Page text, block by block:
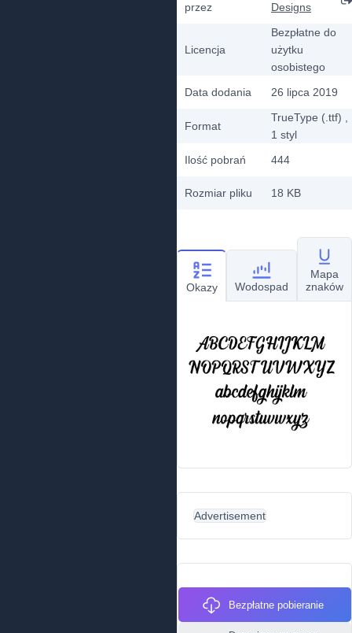
przez
Designs
Licencja
Bezpłatne do
użytku
osobistego
Data dodania
26 lipca 2019
Format
TrueType (.ttf)
1 styl
Ilość pobrań
444
Rozmiar pliku 18 KB
Okazy Wodospad
Mapa
znaków
Advertisement
Bezpłatne pobieranie